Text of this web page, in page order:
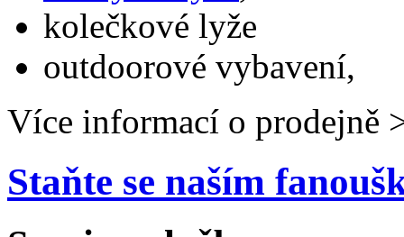
kolečkové lyže
outdoorové vybavení,
Více informací o prodejně
Staňte se naším